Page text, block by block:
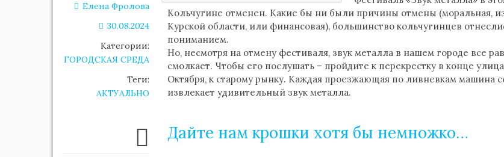
Елена Фролова
30.08.2024
Категории:
ГОРОДСКАЯ СРЕДА
Теги:
АКТУАЛЬНО
Кольчугине отменен. Какие бы ни были причины отмены (моральная,
Курской области, или финансовая), большинство кольчугинцев
пониманием.
Но, несмотря на отмену фестиваля, звук металла в нашем городе все
смолкает. Чтобы его послушать – пройдите к перекрестку в конце
Октября, к старому рынку. Каждая проезжающая по ливневкам машина
извлекает удивительный звук металла.
Дайте нам крошки хотя бы немножко…